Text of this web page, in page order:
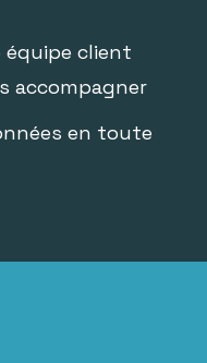
équipe client
accompagner
en toute